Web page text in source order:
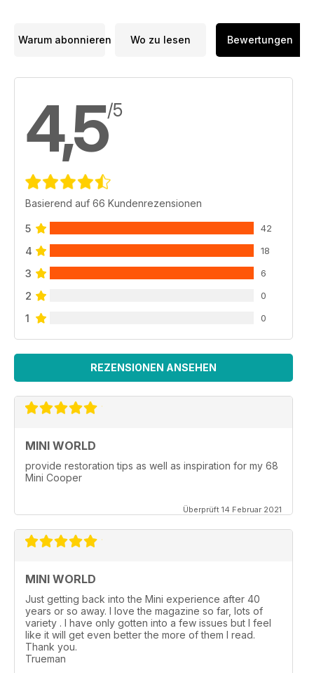
Warum abonnieren Wo zu lesen Bewertungen
4,5/5
Basierend auf 66 Kundenrezensionen
5 42
4 18
3 6
2 0
1 0
REZENSIONEN ANSEHEN
MINI WORLD
provide restoration tips as well as inspiration for my 68
Mini Cooper
Überprüft 14 Februar 2021
MINI WORLD
Just getting back into the Mini experience after 40
years or so away. I love the magazine so far, lots of
variety . I have only gotten into a few issues but I feel
like it will get even better the more of them I read.
Thank you.
Trueman